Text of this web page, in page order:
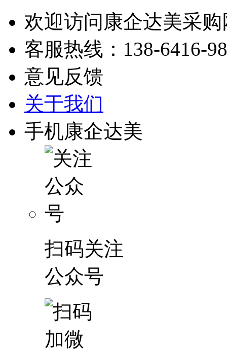
欢迎访问康企达美采购
客服热线： 138-6416-
意见反馈
关于我们
手机康企达美
扫码关注
公众号